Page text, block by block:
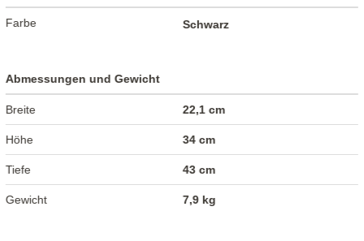
Farbe Schwarz
Abmessungen und Gewicht
Breite 22,1 cm
Höhe 34 cm
Tiefe 43 cm
Gewicht 7,9 kg